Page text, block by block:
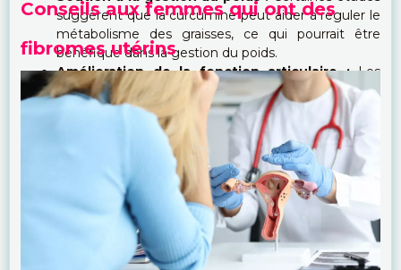
suggèrent que la curcumine peut aider à réguler le
métabolisme des graisses, ce qui pourrait être
bénéfique dans la gestion du poids.
Amélioration de la fonction articulaire :Les
propriétés anti-inflammatoires du curcuma
peuvent contribuer à soulager les douleurs
articulaires et musculaires, faisant du curcuma un
complément utile pour ceux qui souffrent de
problèmes articulaires.
Conseils aux femmes qui ont des
fibromes utérins